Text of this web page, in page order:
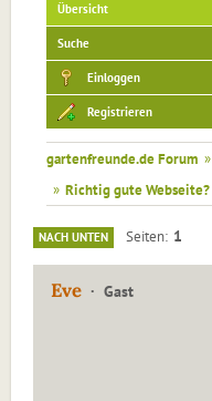
Übersicht
Suche
Einloggen
Registrieren
gartenfreunde.de Forum »
» Richtig gute Webseite?
NACH UNTEN Seiten 1
Eve Gast